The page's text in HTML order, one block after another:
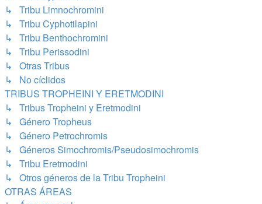
↳ Tribu Limnochromini
↳ Tribu Cyphotilapini
↳ Tribu Benthochromini
↳ Tribu Perissodini
↳ Otras Tribus
↳ No cíclidos
TRIBUS TROPHEINI Y ERETMODINI
↳ Tribus Tropheini y Eretmodini
↳ Género Tropheus
↳ Género Petrochromis
↳ Géneros Simochromis/Pseudosimochromis
↳ Tribu Eretmodini
↳ Otros géneros de la Tribu Tropheini
OTRAS ÁREAS